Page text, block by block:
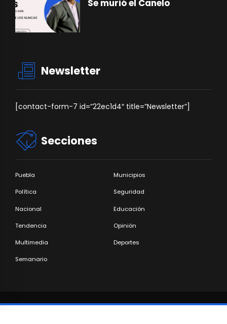
Se murió el Canelo
Newsletter
[contact-form-7 id=”22ec1d4″ title=”Newsletter”]
Secciones
Puebla Municipios
Política Seguridad
Nacional Educación
Tendencia Opinión
Multimedia Deportes
Semanario